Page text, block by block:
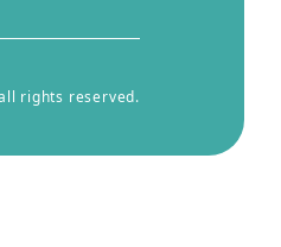
all rights reserved.